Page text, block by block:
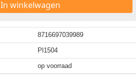
In winkelwagen
8716697039989
Pl1504
op voorraad